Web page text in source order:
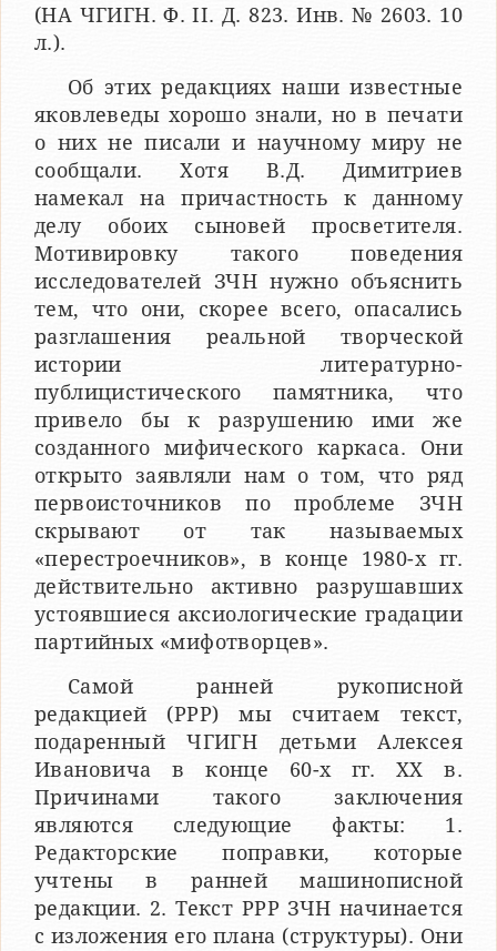
(НА ЧГИГН. Ф. II. Д. 823. Инв. № 2603. 10
л.).
Об этих редакциях наши известные
яковлеведы хорошо знали, но в печати
о них не писали и научному миру не
сообщали. Хотя В.Д. Димитриев
намекал на причастность к данному
делу обоих сыновей просветителя.
Мотивировку такого поведения
исследователей ЗЧН нужно объяснить
тем, что они, скорее всего, опасались
разглашения реальной творческой
истории литературно-
публицистического памятника, что
привело бы к разрушению ими же
созданного мифического каркаса. Они
открыто заявляли нам о том, что ряд
первоисточников по проблеме ЗЧН
скрывают от так называемых
«перестроечников», в конце 1980-х гг.
действительно активно разрушавших
устоявшиеся аксиологические градации
партийных «мифотворцев».
Самой ранней рукописной
редакцией (РРР) мы считаем текст,
подаренный ЧГИГН детьми Алексея
Ивановича в конце 60-х гг. XX в.
Причинами такого заключения
являются следующие факты: 1.
Редакторские поправки, которые
учтены в ранней машинописной
редакции. 2. Текст РРР ЗЧН начинается
с изложения его плана (структуры). Они